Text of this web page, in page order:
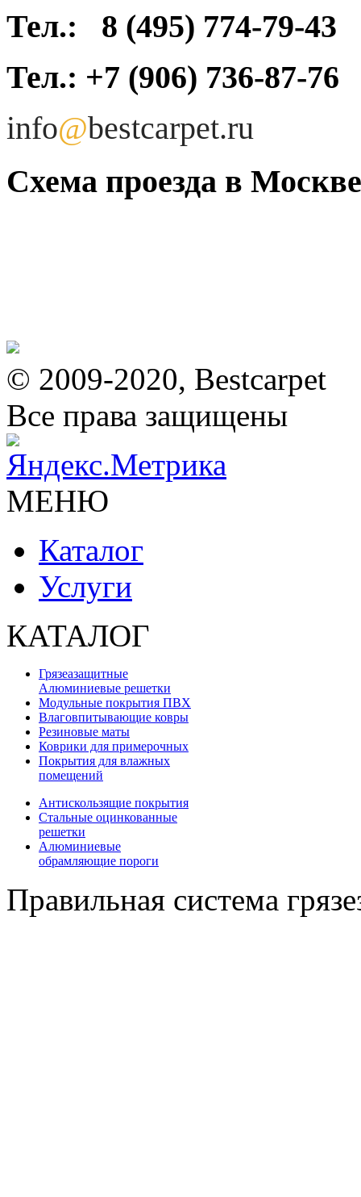
Тел.: 8 (495) 774-79-43
Тел.: +7 (906) 736-87-76
info@bestcarpet.ru
Схема проезда в
© 2009-2020, Bestcarpet
Все права защищены
МЕНЮ
Каталог
Услуги
КАТАЛОГ
Грязеазащитные
Алюминиевые решетки
Модульные покрытия ПВХ
Влаговпитывающие ковры
Резиновые маты
Коврики для примерочных
Покрытия для влажных
помещений
Антискользящие покрытия
Стальные оцинкованные
решетки
Алюминиевые
обрамляющие пороги
Правильная система